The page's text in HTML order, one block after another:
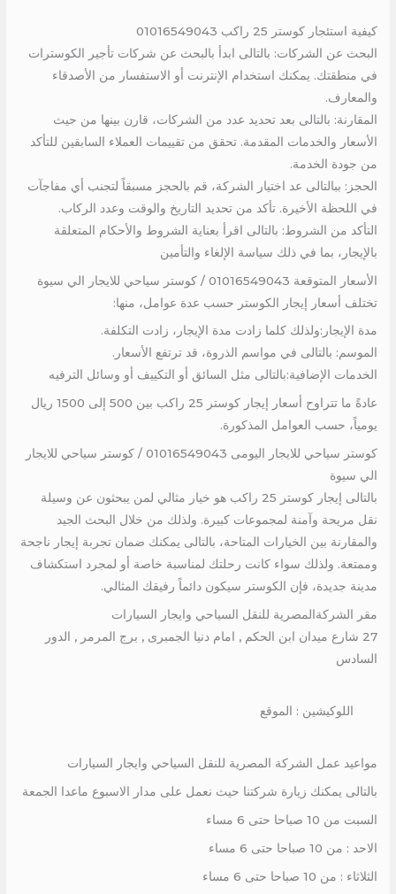
كيفية استئجار كوستر 25 راكب 01016549043
البحث عن الشركات: بالتالى ابدأ بالبحث عن شركات تأجير الكوسترات
في منطقتك. يمكنك استخدام الإنترنت أو الاستفسار من الأصدقاء
والمعارف.
المقارنة: بالتالى بعد تحديد عدد من الشركات، قارن بينها من حيث
الأسعار والخدمات المقدمة. تحقق من تقييمات العملاء السابقين للتأكد
من جودة الخدمة.
الحجز: ببالتالى عد اختيار الشركة، قم بالحجز مسبقاً لتجنب أي مفاجآت
في اللحظة الأخيرة. تأكد من تحديد التاريخ والوقت وعدد الركاب.
التأكد من الشروط: بالتالى اقرأ بعناية الشروط والأحكام المتعلقة
بالإيجار، بما في ذلك سياسة الإلغاء والتأمين
الأسعار المتوقعة 01016549043 / كوستر سياحي للايجار الي سيوة
تختلف أسعار إيجار الكوستر حسب عدة عوامل، منها:
مدة الإيجار:ولذلك كلما زادت مدة الإيجار، زادت التكلفة.
الموسم: بالتالى في مواسم الذروة، قد ترتفع الأسعار.
الخدمات الإضافية:بالتالى مثل السائق أو التكييف أو وسائل الترفيه
عادةً ما تتراوح أسعار إيجار كوستر 25 راكب بين 500 إلى 1500 ريال
يومياً، حسب العوامل المذكورة.
كوستر سياحي للايجار اليومى 01016549043 / كوستر سياحي للايجار
الي سيوة
بالتالى إيجار كوستر 25 راكب هو خيار مثالي لمن يبحثون عن وسيلة
نقل مريحة وآمنة لمجموعات كبيرة. ولذلك من خلال البحث الجيد
والمقارنة بين الخيارات المتاحة، بالتالى يمكنك ضمان تجربة إيجار ناجحة
وممتعة. ولذلك سواء كانت رحلتك لمناسبة خاصة أو لمجرد استكشاف
مدينة جديدة، فإن الكوستر سيكون دائماً رفيقك المثالي.
مقر الشركةالمصرية للنقل السياحي وايجار السيارات
27 شارع ميدان ابن الحكم , امام دنيا الجمبرى , برج المرمر , الدور
السادس
اللوكيشين : الموقع
مواعيد عمل الشركة المصرية للنقل السياحي وايجار السيارات
بالتالى يمكنك زيارة شركتنا حيث نعمل على مدار الاسبوع ماعدا الجمعة
السبت من 10 صباحا حتى 6 مساء
الاحد : من 10 صباحا حتى 6 مساء
الثلاثاء : من 10 صباحا حتى 6 مساء